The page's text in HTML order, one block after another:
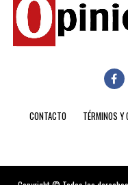
CONTACTO TÉRMINOS Y